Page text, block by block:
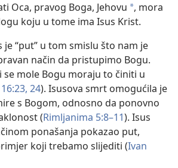
Oca, pravog Boga, Jehovu a, mora
koju u tome ima Isus Krist.
je “put” u tom smislu što nam je
način da pristupimo Bogu.
se mole Bogu moraju to činiti u
24). Isusova smrt omogućila je
s Bogom, odnosno da ponovno
(Rimljanima 5:8–11). Isus
ponašanja pokazao put,
koji trebamo slijediti (Ivan